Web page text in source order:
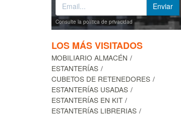
Consulte la política de privacidad
LOS MÁS VISITADOS
MOBILIARIO ALMACÉN
ESTANTERÍAS
CUBETOS DE RETENEDORES
ESTANTERÍAS USADAS
ESTANTERÍAS EN KIT
ESTANTERÍAS LIBRERIAS